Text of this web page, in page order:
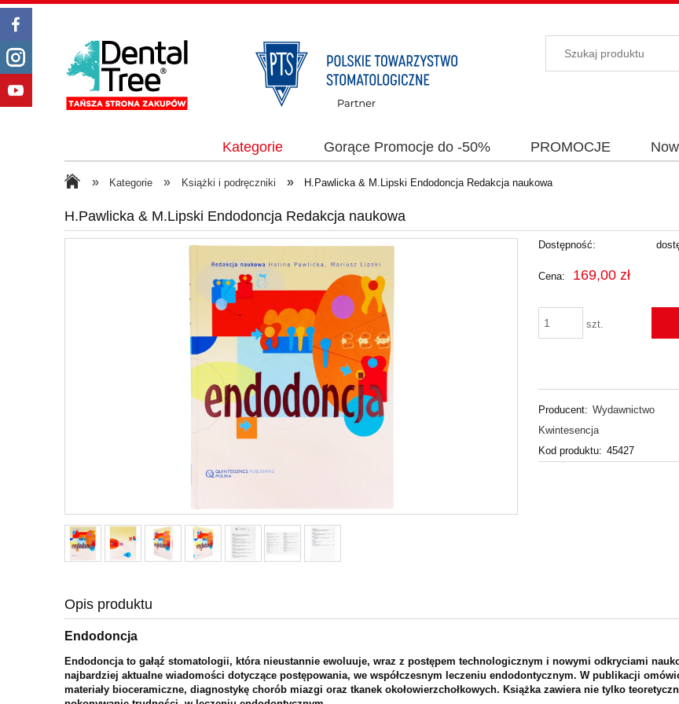
Kategorie Gorące Promocje do -50% PROMOCJE
» Kategorie » Książki i podręczniki » H.Pawlicka & M.Lipski Endodoncja Redakcja naukowa
H.Pawlicka & M.Lipski Endodoncja Redakcja naukowa
Dostępność:
Cena: 169,00 zł
szt.
Producent: Wydawnictwo
Kwintesencja
Kod produktu: 45427
Opis produktu
Endodoncja
Endodoncja to gałąź stomatologii, która nieustannie ewoluuje, wraz z postępem technologicznym i nowymi odkryciami
najbardziej aktualne wiadomości dotyczące postępowania, we współczesnym leczeniu endodontycznym. W publikacji
materiały bioceramiczne, diagnostykę chorób miazgi oraz tkanek okołowierzchołkowych. Książka zawiera nie tylko